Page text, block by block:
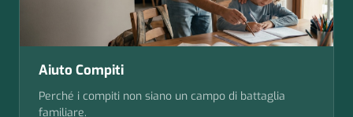
Aiuto Compiti
Perché i compiti non siano un campo di battaglia
familiare.